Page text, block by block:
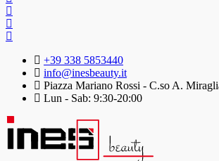
+39 338 5853440
info@inesbeauty.it
Piazza Mariano Rossi - C.so A.
Lun - Sab: 9:30-20:00